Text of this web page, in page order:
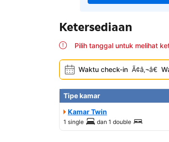
Ketersediaan
Pilih tanggal untuk melihat
Waktu check-in Ã¢â‚¬â€
Tipe kamar
Kamar Twin
1 single dan 1 double